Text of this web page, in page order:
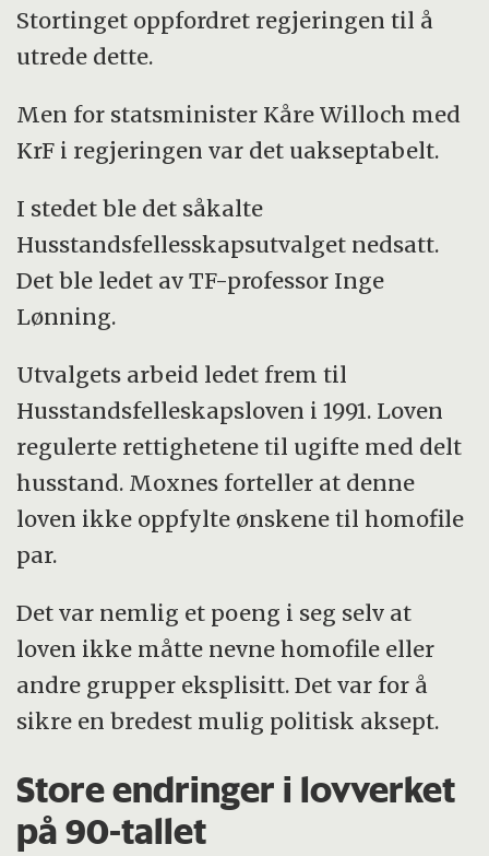
Stortinget oppfordret regjeringen til å
utrede dette.
Men for statsminister Kåre Willoch med
KrF i regjeringen var det uakseptabelt.
I stedet ble det såkalte
Husstandsfellesskapsutvalget nedsatt.
Det ble ledet av TF-professor Inge
Lønning.
Utvalgets arbeid ledet frem til
Husstandsfelleskapsloven i 1991. Loven
regulerte rettighetene til ugifte med delt
husstand. Moxnes forteller at denne
loven ikke oppfylte ønskene til homofile
par.
Det var nemlig et poeng i seg selv at
loven ikke måtte nevne homofile eller
andre grupper eksplisitt. Det var for å
sikre en bredest mulig politisk aksept.
Store endringer i lovverket
på 90-tallet